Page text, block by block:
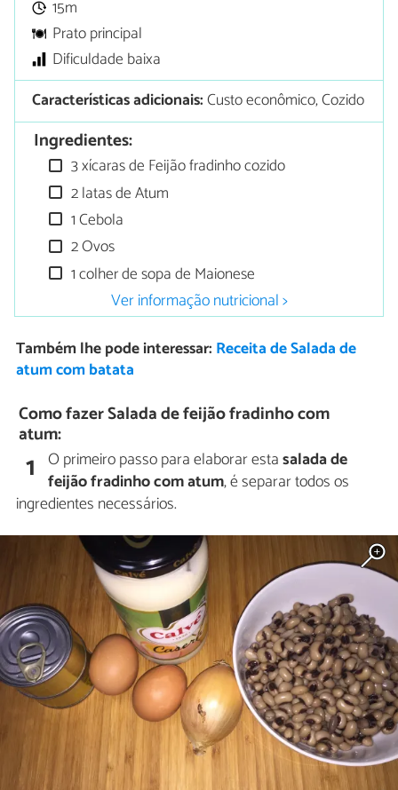
15m
Prato principal
Dificuldade baixa
Características adicionais:Custo econômico, Cozido
Ingredientes:
3 xícaras de Feijão fradinho cozido
2 latas de Atum
1 Cebola
2 Ovos
1 colher de sopa de Maionese
Ver informação nutricional >
Também lhe pode interessar: Receita de Salada de
atum com batata
Como fazer Salada de feijão fradinho com
atum:
1 O primeiro passo para elaborar estasalada de
feijão fradinho com atum, é separar todos os
ingredientes necessários.